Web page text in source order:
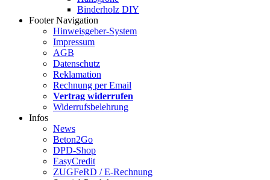
Binderholz DIY
Footer Navigation
Hinweisgeber-System
Impressum
AGB
Datenschutz
Reklamation
Rechnung per Email
Vertrag widerrufen
Widerrufsbelehrung
Infos
News
Beton2Go
DPD-Shop
EasyCredit
ZUGFeRD / E-Rechnung